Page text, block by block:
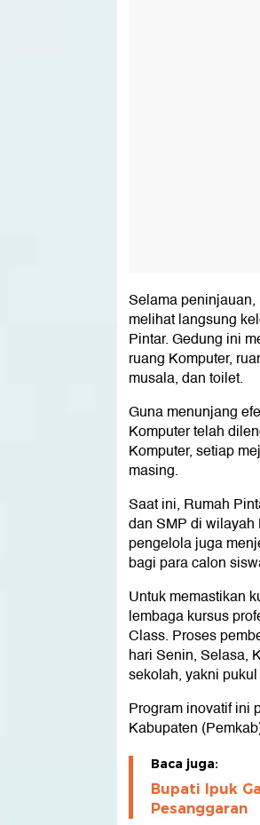
Selama
melihat langsung
Pintar. Gedung ini
ruang Komputer,
musala, dan toilet.
Guna menunjang
Komputer telah
Komputer, setiap
masing.
Saat ini, Rumah
dan SMP di
pengelola juga
bagi para calon
Untuk memastikan
lembaga kursus
Class. Proses
hari Senin, Selasa,
sekolah, yakni
Program inovatif ini
Kabupaten
Baca juga:
Bupati Ipuk
Pesanggaran